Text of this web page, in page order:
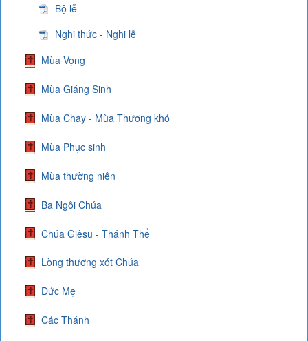
Bộ lễ
Nghi thức - Nghi lễ
Mùa Vọng
Mùa Giáng Sinh
Mùa Chay - Mùa Thương khó
Mùa Phục sinh
Mùa thường niên
Ba Ngôi Chúa
Chúa Giêsu - Thánh Thể
Lòng thương xót Chúa
Đức Mẹ
Các Thánh